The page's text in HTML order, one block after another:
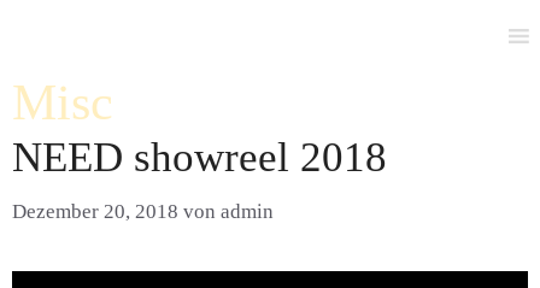
Misc
NEED showreel 2018
Dezember 20, 2018 von admin